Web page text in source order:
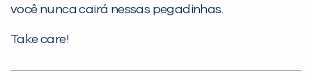
você nunca cairá nessas pegadinhas.
Take care!